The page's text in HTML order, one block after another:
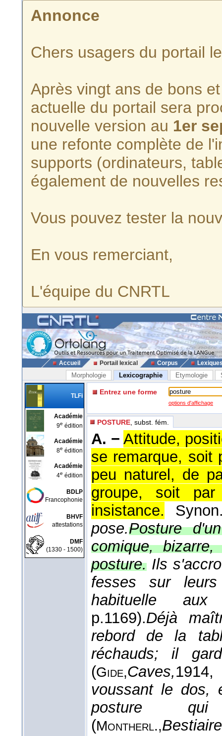
Annonce
Chers usagers du portail
Après vingt ans de bons
actuelle du portail sera
nouvelle version au 1er
une refonte complète de
supports (ordinateurs,
également de nouvelles
Vous pouvez tester la
En vous remerciant,
L'équipe du CNRTL
Accueil Portail lexical Corpus
Morphologie Lexicographie Etymologie
TLFi
Académie
9e édition
Académie
8e édition
Académie
4e édition
BDLP
Francophonie
BHVF
attestations
DMF
(1330 - 1500)
Entrez une forme
options d'affichage
POSTURE , subst. fém.
A. − Attitude,
se remarque, soit
peu naturel, de
groupe, soit
insistance.
pose.Posture
comique,
posture. Ils
fesses sur
habituelle
p.1169).Déjà
rebord de la
réchauds; il
(Gide,Caves,1914,
voussant le dos,
posture
(Montherl.,